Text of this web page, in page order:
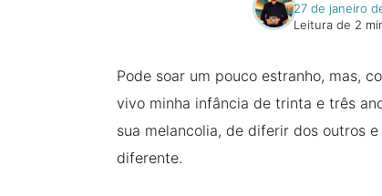
27 de janeiro
Leitura de 2
Pode soar um pouco estranho, mas,
vivo minha infância de trinta e três
sua melancolia, de diferir dos outros
diferente.